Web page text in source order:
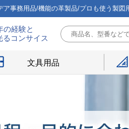
事務用品/機能の革製品/プロも使う製図
の経験と
るコンサイス
文具用品